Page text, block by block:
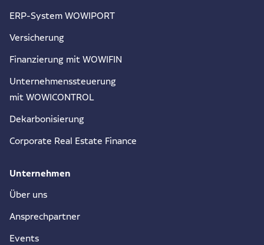
ERP-System WOWIPORT
Versicherung
Finanzierung mit WOWIFIN
Unternehmenssteuerung
mit WOWICONTROL
Dekarbonisierung
Corporate Real Estate Finance
Unternehmen
Über uns
Ansprechpartner
Events